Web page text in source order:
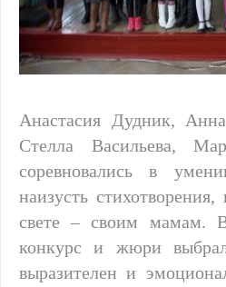
Анастасия Дудник,
Стелла Васильева,
соревновались в
наизусть
свете – своим мамам.
конкурс и жюри
выразителен и